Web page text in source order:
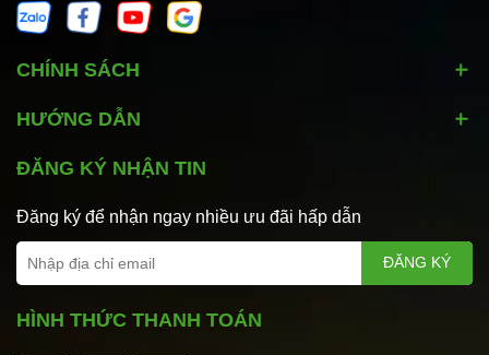
CHÍNH SÁCH
HƯỚNG DẪN
ĐĂNG KÝ NHẬN TIN
Đăng ký để nhận ngay nhiều ưu đãi hấp dẫn
ĐĂNG KÝ
HÌNH THỨC THANH TOÁN